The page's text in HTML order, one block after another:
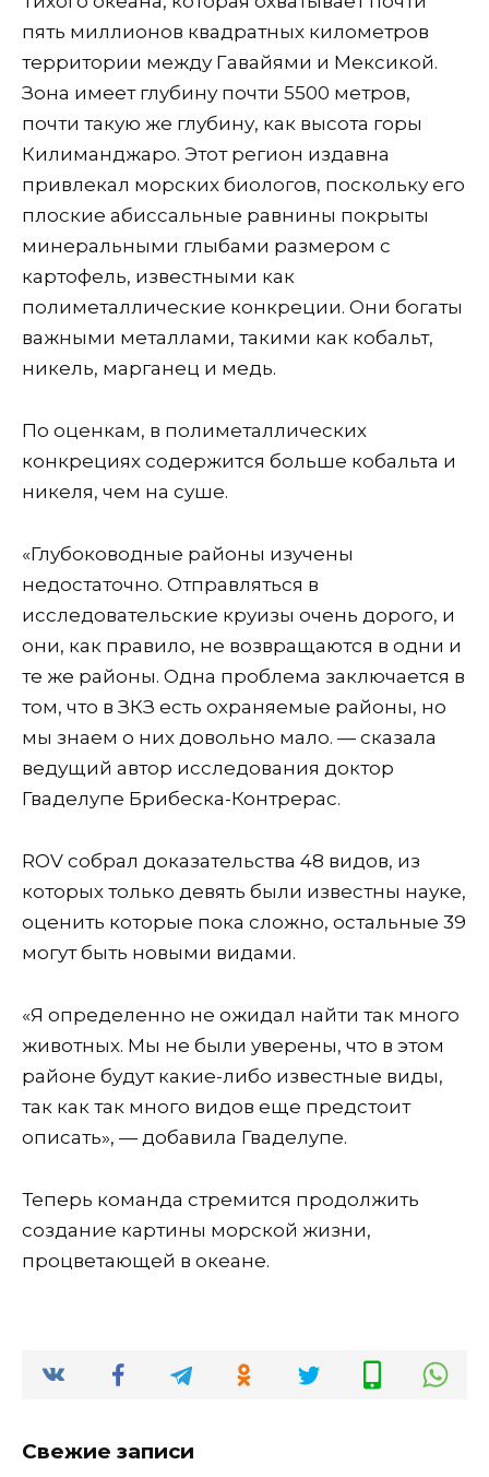
пять миллионов квадратных километров
территории между Гавайями и Мексикой.
Зона имеет глубину почти 5500 метров,
почти такую ​​же глубину, как высота горы
Килиманджаро. Этот регион издавна
привлекал морских биологов, поскольку его
плоские абиссальные равнины покрыты
минеральными глыбами размером с
картофель, известными как
полиметаллические конкреции. Они богаты
важными металлами, такими как кобальт,
никель, марганец и медь.
По оценкам, в полиметаллических
конкрециях содержится больше кобальта и
никеля, чем на суше.
«Глубоководные районы изучены
недостаточно. Отправляться в
исследовательские круизы очень дорого, и
они, как правило, не возвращаются в одни и
те же районы. Одна проблема заключается в
том, что в ЗКЗ есть охраняемые районы, но
мы знаем о них довольно мало. — сказала
ведущий автор исследования доктор
Гваделупе Брибеска-Контрерас.
ROV собрал доказательства 48 видов, из
которых только девять были известны науке,
оценить которые пока сложно, остальные 39
могут быть новыми видами.
«Я определенно не ожидал найти так много
животных. Мы не были уверены, что в этом
районе будут какие-либо известные виды,
так как так много видов еще предстоит
описать», — добавила Гваделупе.
Теперь команда стремится продолжить
создание картины морской жизни,
процветающей в океане.
Свежие записи